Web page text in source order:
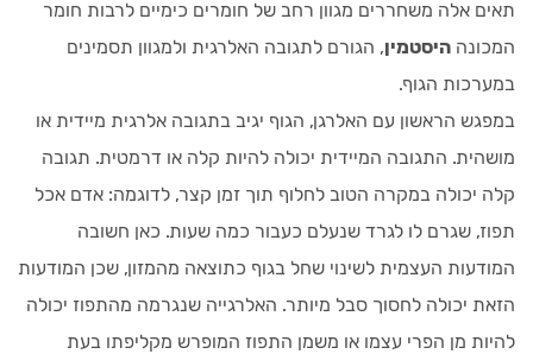
תאים אלה משחררים מגוון רחב של חומרים כימיים לרבות חומר
המכונה היסטמין, הגורם לתגובה האלרגית ולמגוון תסמינים
במערכות הגוף.
במפגש הראשון עם האלרגן, הגוף יגיב בתגובה אלרגית מיידית או
מושהית. התגובה המיידית יכולה להיות קלה או דרמטית. תגובה
קלה יכולה במקרה הטוב לחלוף תוך זמן קצר, לדוגמה: אדם אכל
תפוז, שגרם לו לגרד שנעלם כעבור כמה שעות. כאן חשובה
המודעות העצמית לשינוי שחל בגוף כתוצאה מהמזון, שכן המודעות
הזאת יכולה לחסוך סבל מיותר. האלרגייה שנגרמה מהתפוז יכולה
להיות מן הפרי עצמו או משמן התפוז המופרש מקליפתו בעת